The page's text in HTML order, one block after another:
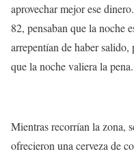
aprovechar mejor ese
82, pensaban quela noche
arrepentían de haber salido,
que la noche valiera la
Mientras recorrían la zona,
ofrecieron una cerveza de